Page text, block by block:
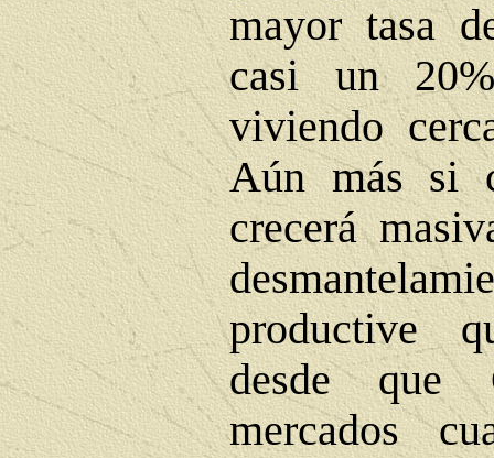
mayor tasa
casi un
viviendo
Aún más si
crecerá
productive
desde que
mercados